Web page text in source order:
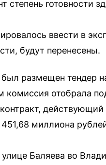
готовности
ввести в
будут перенесены.
был размещен тендер
комиссия отобрала
451,68 миллиона
улице Баляева во